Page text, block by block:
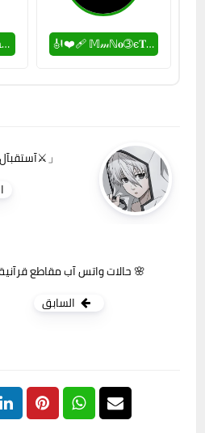
ثراء صحي بأستهلاك حكيم 🎻❤️‍🩹 𝕄𝓂ℕ𝐨➂є𝐓 ❤️‍🩹🎻
「⚔️𝐅𝐑𝐎𝐒𝐓 ⊰🕸⊱ آستقبآل⚔️」
🌸 حالات واتس آب مقاطع قرآنية 🌸
السابق